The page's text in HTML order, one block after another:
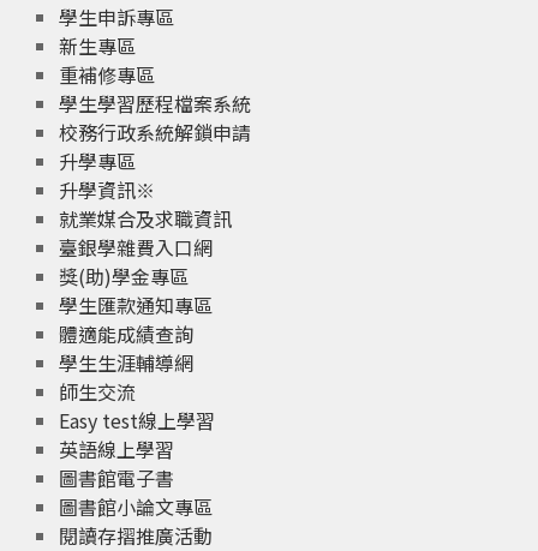
學生申訴專區
新生專區
重補修專區
學生學習歷程檔案系統
校務行政系統解鎖申請
升學專區
升學資訊※
就業媒合及求職資訊
臺銀學雜費入口網
獎(助)學金專區
學生匯款通知專區
體適能成績查詢
學生生涯輔導網
師生交流
Easy test線上學習
英語線上學習
圖書館電子書
圖書館小論文專區
閱讀存摺推廣活動